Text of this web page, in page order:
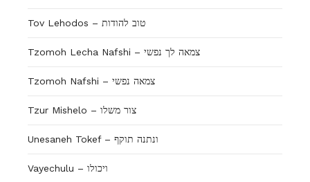
Tov Lehodos – טוב להודות
Tzomoh Lecha Nafshi – צמאה לך נפשי
Tzomoh Nafshi – צמאה נפשי
Tzur Mishelo – צור משלו
Unesaneh Tokef – ונתנה תוקף
Vayechulu – ויכולו